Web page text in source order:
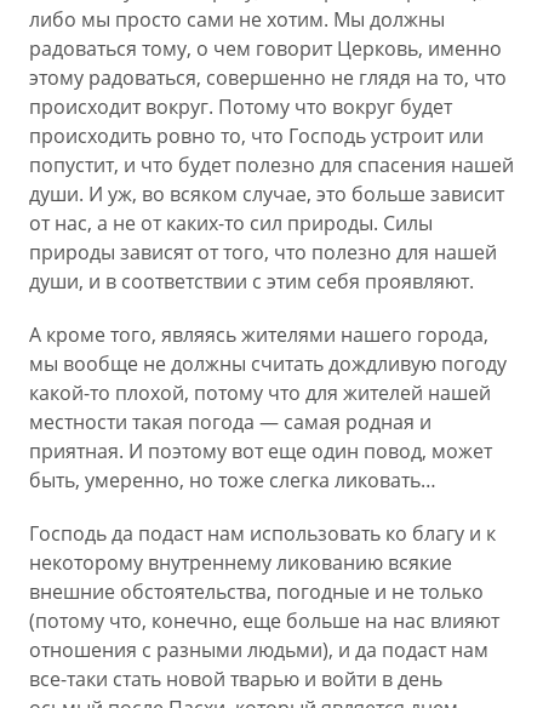
либо мы просто сами не хотим. Мы должны
радоваться тому, о чем говорит Церковь, именно
этому радоваться, совершенно не глядя на то, что
происходит вокруг. Потому что вокруг будет
происходить ровно то, что Господь устроит или
попустит, и что будет полезно для спасения нашей
души. И уж, во всяком случае, это больше зависит
от нас, а не от каких-то сил природы. Силы
природы зависят от того, что полезно для нашей
души, и в соответствии с этим себя проявляют.
А кроме того, являясь жителями нашего города,
мы вообще не должны считать дождливую погоду
какой-то плохой, потому что для жителей нашей
местности такая погода — самая родная и
приятная. И поэтому вот еще один повод, может
быть, умеренно, но тоже слегка ликовать…
Господь да подаст нам использовать ко благу и к
некоторому внутреннему ликованию всякие
внешние обстоятельства, погодные и не только
(потому что, конечно, еще больше на нас влияют
отношения с разными людьми), и да подаст нам
все-таки стать новой тварью и войти в день